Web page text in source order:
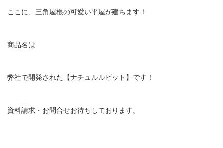
ここに、三角屋根の可愛い平屋が建ちます！
商品名は
弊社で開発された【ナチュルルビット】です！
資料請求・お問合せお待ちしております。